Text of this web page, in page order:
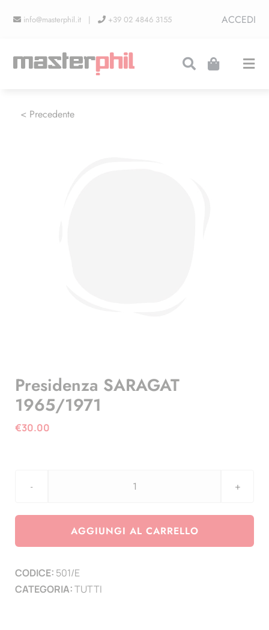
info@masterphil.it | +39 02 4846 3155 ACCEDI
< Precedente
Presidenza SARAGAT
1965/1971
€30.00
Presidenza
1965/1971
AGGIUNGI AL CARRELLO
CODICE: 501/E
CATEGORIA:TUTTI